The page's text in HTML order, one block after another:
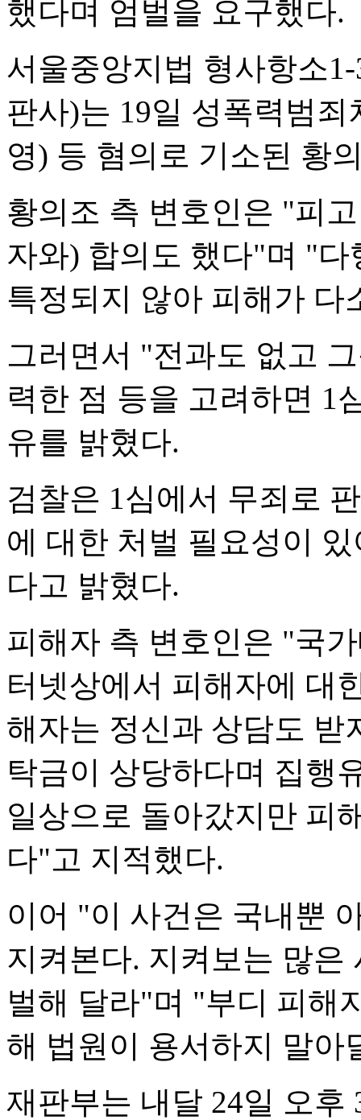
했다며 엄벌을 요구했다.
서울중앙지법 형사항소
판사)는 19일 성폭력범
영) 등 혐의로 기소된 황
황의조 측 변호인은 "피
자와) 합의도 했다"며 "
특정되지 않아 피해가 다
그러면서 "전과도 없고
력한 점 등을 고려하면 1
유를 밝혔다.
검찰은 1심에서 무죄로
에 대한 처벌 필요성이
다고 밝혔다.
피해자 측 변호인은 "국
터넷상에서 피해자에 대
해자는 정신과 상담도 받
탁금이 상당하다며 집행
일상으로 돌아갔지만 피
다"고 지적했다.
이어 "이 사건은 국내뿐
지켜본다. 지켜보는 많은
벌해 달라"며 "부디 피해
해 법원이 용서하지 말아
재판부는 내달 24일 오후